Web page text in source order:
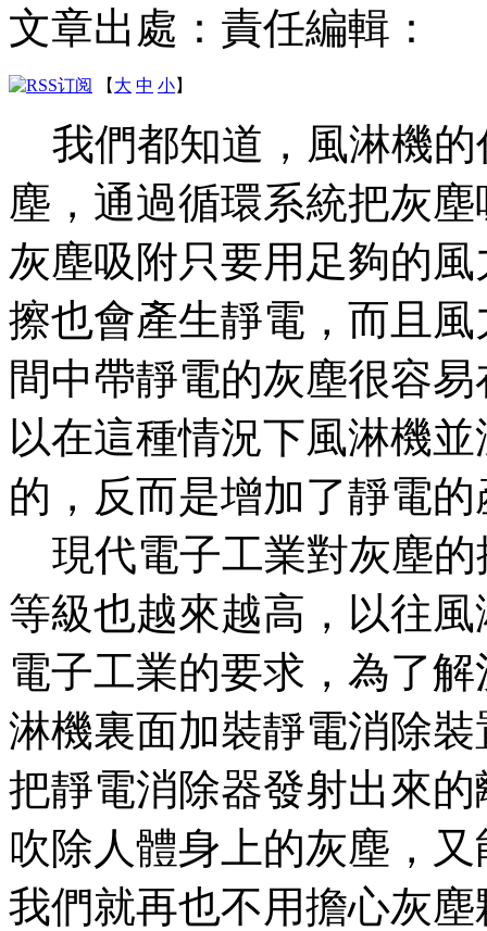
文章出處： 責任編輯：
【 大 中 小】
我們都知道，風淋機的
塵，通過循環系統把灰
灰塵吸附只要用足夠的
擦也會產生靜電，而且
間中帶靜電的灰塵很容
以在這種情況下風淋機
的，反而是增加了靜電的
現代電子工業對灰塵的
等級也越來越高，以往
電子工業的要求，為了
淋機裏面加裝靜電消除
把靜電消除器發射出來
吹除人體身上的灰塵，
我們就再也不用擔心灰